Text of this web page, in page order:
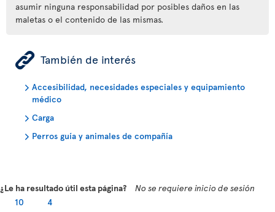
asumir ninguna responsabilidad por posibles daños en las
maletas o el contenido de las mismas.
ÿ También de interés
Accesibilidad, necesidades especiales y equipamiento
médico
Carga
Perros guía y animales de compañía
¿Le ha resultado útil esta página?
No se requiere inicio de sesión
10
4